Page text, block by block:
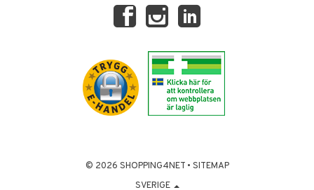
© 2026 SHOPPING4NET • SITEMAP
SVERIGE